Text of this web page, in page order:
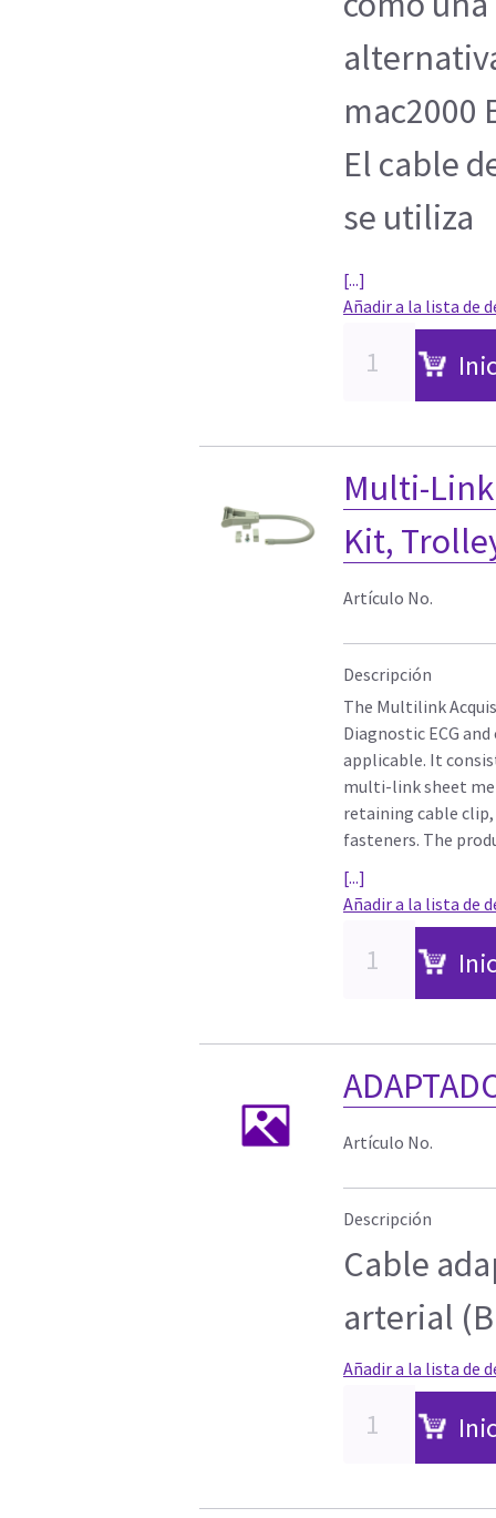
mac2000
El cable
se utiliza
[...]
Añadir a la lista de
Multi-
Kit,
Artículo No.
Descripción
The Multilink
Diagnostic ECG
applicable. It
multi-link sheet
retaining cable clip,
fasteners. The
[...]
Añadir a la lista de
Artículo No.
Descripción
Cable
arterial
Añadir a la lista de